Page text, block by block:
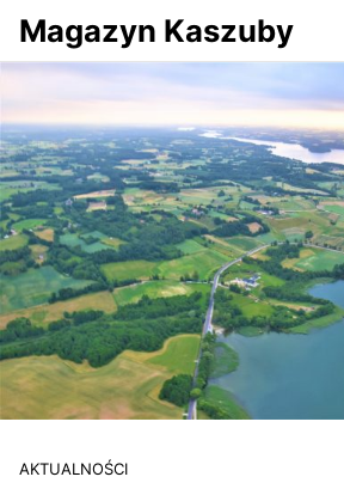
Przejdź do serwisu magazynkaszuby.pl
Magazyn Kaszuby
AKTUALNOŚCI